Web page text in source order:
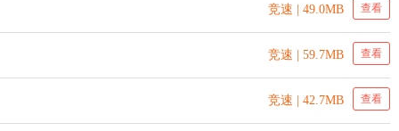
竞速 | 49.0MB 查看
竞速 | 59.7MB 查看
竞速 | 42.7MB 查看